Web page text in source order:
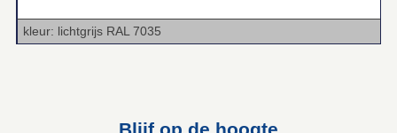
kleur: lichtgrijs RAL 7035